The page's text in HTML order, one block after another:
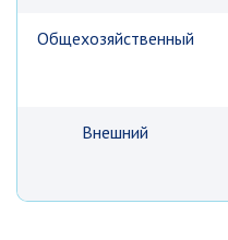
Общехозяйственный
Внешний